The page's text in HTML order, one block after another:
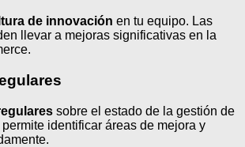
de innovación en tu equipo. Las
llevar a mejoras significativas en la
sobre el estado de la gestión de
identificar áreas de mejora y